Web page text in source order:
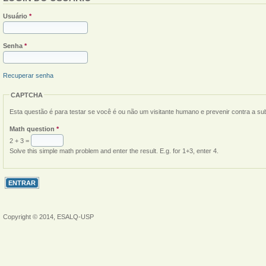
Usuário *
Senha *
Recuperar senha
CAPTCHA
Esta questão é para testar se você é ou não um visitante humano e prevenir contra a
Math question *
2 + 3 =
Solve this simple math problem and enter the result. E.g. for 1+3, enter 4.
Copyright © 2014, ESALQ-USP